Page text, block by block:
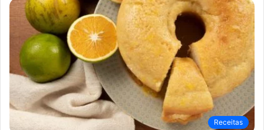
Receitas